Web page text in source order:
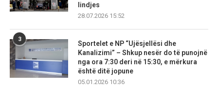
lindjes
28.07.2026 15:52
3
Sportelet e NP “Ujësjellësi dhe
Kanalizimi” – Shkup nesër do të punojnë
nga ora 7:30 deri në 15:30, e mërkura
është ditë jopune
05.01.2026 10:36